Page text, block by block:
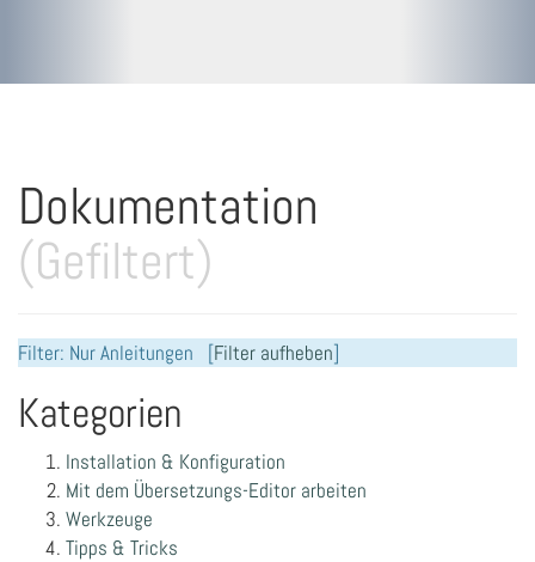
Dokumentation
(Gefiltert)
Filter: Nur Anleitungen [Filter aufheben]
Kategorien
Installation & Konfiguration
Mit dem Übersetzungs-Editor arbeiten
Werkzeuge
Tipps & Tricks